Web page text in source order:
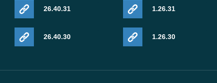
26.40.31
26.40.30
1.26.31
1.26.30